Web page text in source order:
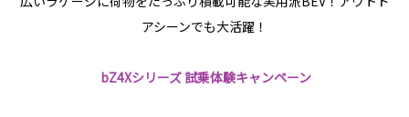
アシーンでも大活躍！
bZ4Xシリーズ 試乗体験キャンペーン